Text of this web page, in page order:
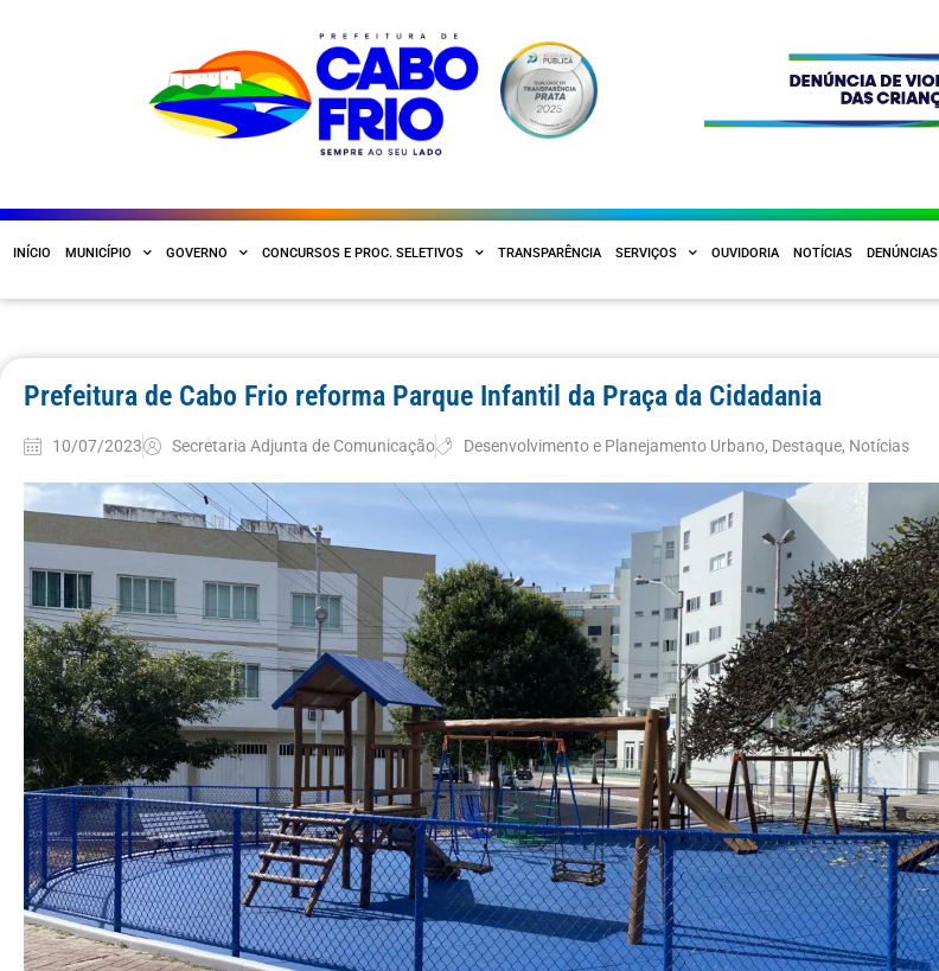
INÍCIO MUNICÍPIO GOVERNO CONCURSOS E PROC. SELETIVOS TRANSPARÊNCIA SERVIÇOS OUVIDORIA NOTÍCIAS DENÚNCIAS
Prefeitura de Cabo Frio reforma Parque Infantil da Praça da Cidadania
10/07/2023 Secretaria Adjunta de Comunicação Desenvolvimento e Planejamento Urbano, Destaque, Notícias